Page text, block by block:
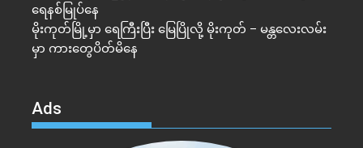
ရေနစ်မြုပ်နေ
မိုးကုတ်မြို့မှာ ရေကြီးပြီး မြေပြိုလို့ မိုးကုတ် – မန္တလေးလမ်း
မှာ ကားတွေပိတ်မိနေ
Ads